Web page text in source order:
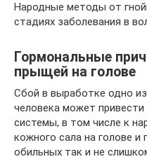
Народные методы от
стадиях заболевания в
Гормональные
прыщей на голове
Сбой в выработке одно
человека может привести
системы, в том числе к
кожного сала на голове
обильных так и не